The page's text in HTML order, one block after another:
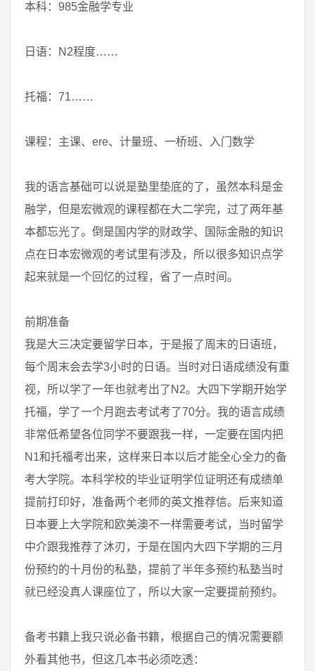
本科：985金融学专业
日语：N2程度……
托福：71……
课程：主课、ere、计量班、一桥班、入门数学
我的语言基础可以说是塾里垫底的了，虽然本科是金
融学，但是宏微观的课程都在大二学完，过了两年基
本都忘光了。倒是国内学的财政学、国际金融的知识
点在日本宏微观的考试里有涉及，所以很多知识点学
起来就是一个回忆的过程，省了一点时间。
前期准备
我是大三决定要留学日本，于是报了周末的日语班，
每个周末会去学3小时的日语。当时对日语成绩没有重
视，所以学了一年也就考出了N2。大四下学期开始学
托福，学了一个月跑去考试考了70分。我的语言成绩
非常低希望各位同学不要跟我一样，一定要在国内把
N1和托福考出来，这样来日本以后才能全心全力的备
考大学院。本科学校的毕业证明学位证明还有成绩单
提前打印好，准备两个老师的英文推荐信。后来知道
日本要上大学院和欧美澳不一样需要考试，当时留学
中介跟我推荐了沐刃，于是在国内大四下学期的三月
份预约的十月份的私塾，提前了半年多预约私塾当时
就已经没真人课座位了，所以大家一定要提前预约。
备考书籍上我只说必备书籍，根据自己的情况需要额
外看其他书，但这几本书必须吃透：